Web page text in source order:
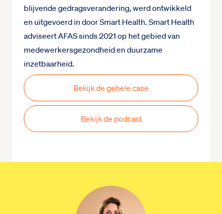
blijvende gedragsverandering, werd ontwikkeld
en uitgevoerd in door Smart Health. Smart Health
adviseert AFAS sinds 2021 op het gebied van
medewerkersgezondheid en duurzame
inzetbaarheid.
Bekijk de gehele case
Bekijk de podcast